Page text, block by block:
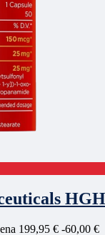
199,95 € -60,00 €